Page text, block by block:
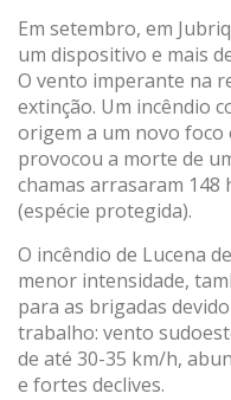
Em setembro, em
um dispositivo e mais
O vento imperante na
extinção. Um incêndio
origem a um novo foco
provocou a morte de
chamas arrasaram 148
(espécie protegida).
O incêndio de Lucena
menor intensidade,
para as brigadas
trabalho: vento
de até 30-35 km/h,
e fortes declives.